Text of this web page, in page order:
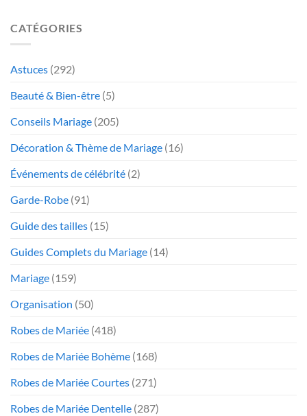
CATÉGORIES
Astuces (292)
Beauté & Bien-être (5)
Conseils Mariage (205)
Décoration & Thème de Mariage (16)
Événements de célébrité (2)
Garde-Robe (91)
Guide des tailles (15)
Guides Complets du Mariage (14)
Mariage (159)
Organisation (50)
Robes de Mariée (418)
Robes de Mariée Bohème (168)
Robes de Mariée Courtes (271)
Robes de Mariée Dentelle (287)